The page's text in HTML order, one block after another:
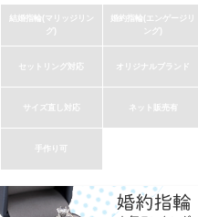
結婚指輪(マリッジリン
グ)
婚約指輪(エンゲージリ
ング)
セットリング対応 オリジナルブランド
サイズ直し対応 ネット販売有
手作り可